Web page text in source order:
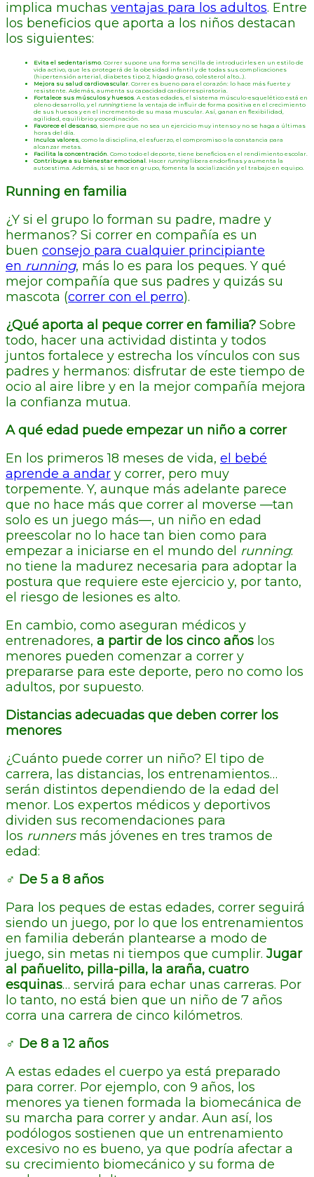
implica muchas ventajas para los adultos. Entre
los beneficios que aporta a los niños destacan
los siguientes:
Evita el sedentarismo . Correr supone una forma sencilla de introducirles en un estilo de
vida activo, que les protegerá de la obesidad infantil y de todas sus complicaciones
(hipertensión arterial, diabetes tipo 2, hígado graso, colesterol alto…).
Mejora su salud cardiovascular . Correr es bueno para el corazón: lo hace más fuerte y
resistente. Además, aumenta su capacidad cardiorrespiratoria.
Fortalece sus músculos y huesos . A estas edades, el sistema músculo-esquelético está en
pleno desarrollo, y el runningtiene la ventaja de influir de forma positiva en el crecimiento
de sus huesos y en el incremento de su masa muscular. Así, ganan en flexibilidad,
agilidad, equilibrio y coordinación.
Favorece el descanso , siempre que no sea un ejercicio muy intenso y no se haga a últimas
horas del día.
Inculca valores , como la disciplina, el esfuerzo, el compromiso o la constancia para
alcanzar metas.
Facilita la concentración . Como todo el deporte, tiene beneficios en el rendimiento escolar.
Contribuye a su bienestar emocional . Hacer runninglibera endorfinas y aumenta la
autoestima. Además, si se hace en grupo, fomenta la socialización y el trabajo en equipo.
Running en familia
¿Y si el grupo lo forman su padre, madre y
hermanos? Si correr en compañía es un
buen consejo para cualquier principiante
en running, más lo es para los peques. Y qué
mejor compañía que sus padres y quizás su
mascota (correr con el perro).
¿Qué aporta al peque correr en familia? Sobre
todo, hacer una actividad distinta y todos
juntos fortalece y estrecha los vínculos con sus
padres y hermanos: disfrutar de este tiempo de
ocio al aire libre y en la mejor compañía mejora
la confianza mutua.
A qué edad puede empezar un niño a correr
En los primeros 18 meses de vida, el bebé
aprende a andar y correr, pero muy
torpemente. Y, aunque más adelante parece
que no hace más que correr al moverse —tan
solo es un juego más—, un niño en edad
preescolar no lo hace tan bien como para
empezar a iniciarse en el mundo del running:
no tiene la madurez necesaria para adoptar la
postura que requiere este ejercicio y, por tanto,
el riesgo de lesiones es alto.
En cambio, como aseguran médicos y
entrenadores, a partir de los cinco años los
menores pueden comenzar a correr y
prepararse para este deporte, pero no como los
adultos, por supuesto.
Distancias adecuadas que deben correr los
menores
¿Cuánto puede correr un niño? El tipo de
carrera, las distancias, los entrenamientos…
serán distintos dependiendo de la edad del
menor. Los expertos médicos y deportivos
dividen sus recomendaciones para
los runnersmás jóvenes en tres tramos de
edad:
‍♂️ De 5 a 8 años
Para los peques de estas edades, correr seguirá
siendo un juego, por lo que los entrenamientos
en familia deberán plantearse a modo de
juego, sin metas ni tiempos que cumplir. Jugar
al pañuelito, pilla-pilla, la araña, cuatro
esquinas… servirá para echar unas carreras. Por
lo tanto, no está bien que un niño de 7 años
corra una carrera de cinco kilómetros.
‍♂️ De 8 a 12 años
A estas edades el cuerpo ya está preparado
para correr. Por ejemplo, con 9 años, los
menores ya tienen formada la biomecánica de
su marcha para correr y andar. Aun así, los
podólogos sostienen que un entrenamiento
excesivo no es bueno, ya que podría afectar a
su crecimiento biomecánico y su forma de